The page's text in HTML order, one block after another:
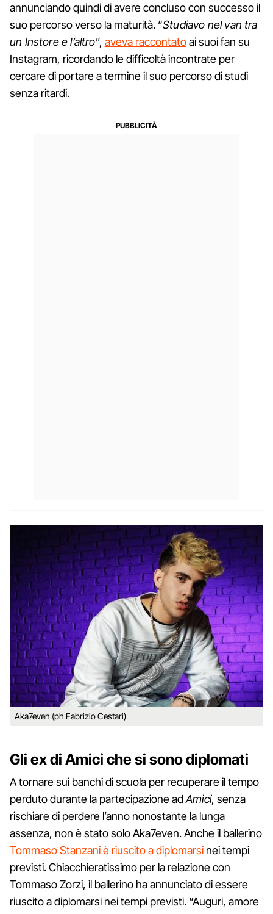
annunciando quindi di avere concluso con successo il
suo percorso verso la maturità. “Studiavo nel van tra
un Instore e l’altro”, aveva raccontatoai suoi fan su
Instagram, ricordando le difficoltà incontrate per
cercare di portare a termine il suo percorso di studi
senza ritardi.
Aka7even (ph Fabrizio Cestari)
Gli ex di Amici che si sono diplomati
A tornare sui banchi di scuola per recuperare il tempo
perduto durante la partecipazione adAmici, senza
rischiare di perdere l’anno nonostante la lunga
assenza, non è stato solo Aka7even. Anche il ballerino
Tommaso Stanzani è riuscito a diplomarsi nei tempi
previsti. Chiacchieratissimo per la relazione con
Tommaso Zorzi, il ballerino ha annunciato di essere
riuscito a diplomarsi nei tempi previsti. “Auguri, amore